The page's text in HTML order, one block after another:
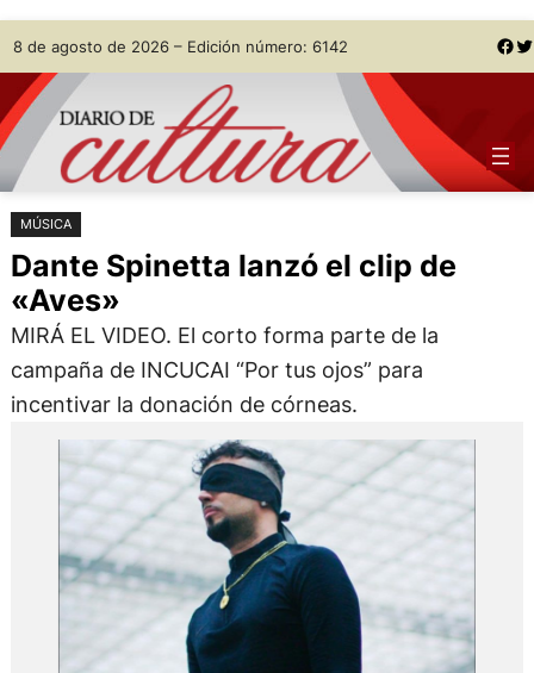
Saltar
al
contenido
Skip
to
content
8 de agosto de 2026 – Edición número: 6142 Facebook Twitter
MÚSICA
Dante Spinetta lanzó el clip de
«Aves»
MIRÁ EL VIDEO. El corto forma parte de la
campaña de INCUCAI “Por tus ojos” para
incentivar la donación de córneas.